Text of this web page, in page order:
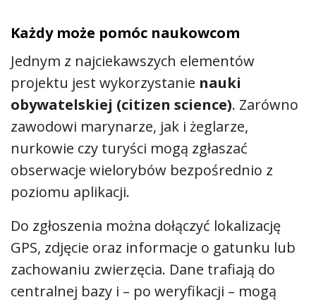
Każdy może pomóc naukowcom
Jednym z najciekawszych elementów
projektu jest wykorzystanie nauki
obywatelskiej (citizen science). Zarówno
zawodowi marynarze, jak i żeglarze,
nurkowie czy turyści mogą zgłaszać
obserwacje wielorybów bezpośrednio z
poziomu aplikacji.
Do zgłoszenia można dołączyć lokalizację
GPS, zdjęcie oraz informacje o gatunku lub
zachowaniu zwierzęcia. Dane trafiają do
centralnej bazy i – po weryfikacji – mogą